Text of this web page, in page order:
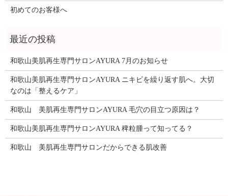
初めてのお客様へ
和歌山美肌再生専門サロンAYURA 7月のお知らせ
和歌山美肌再生専門サロンAYURA ニキビを繰り返す肌へ。大切
なのは「整えるケア」
和歌山 美肌再生専門サロンAYURA 毛穴の目立つ原因は？
和歌山美肌再生専門サロンAYURA 稗粒腫って知ってる？
和歌山 美肌再生専門サロンだからできる肌改善